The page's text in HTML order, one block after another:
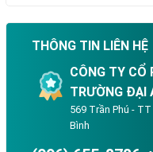
THÔNG TIN LIÊN HỆ
CÔNG TY CỔ
TRƯỜNG ĐẠI
569 Trần Phú -
Bình